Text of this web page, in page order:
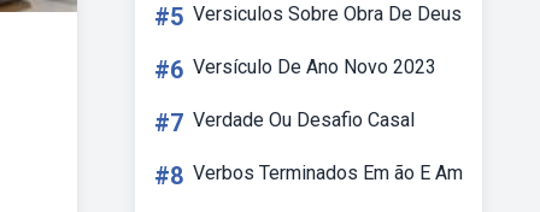
#5 Versiculos Sobre Obra De Deus
#6 Versículo De Ano Novo 2023
#7 Verdade Ou Desafio Casal
#8 Verbos Terminados Em ão E Am